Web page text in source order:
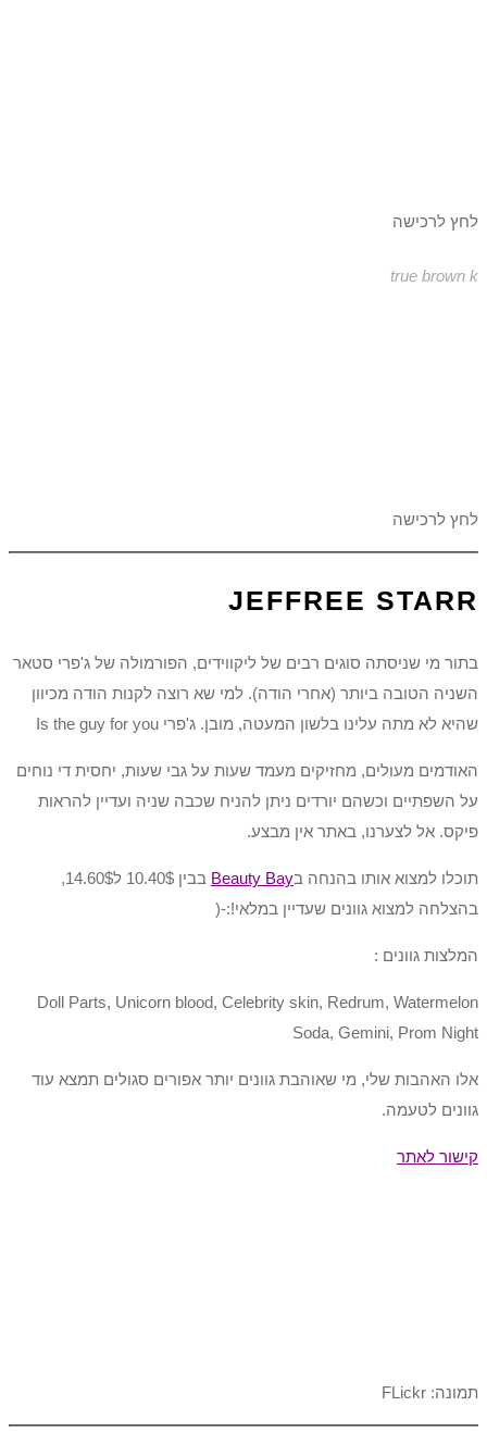
לחץ לרכישה
true brown k
לחץ לרכישה
JEFFREE STARR
בתור מי שניסתה סוגים רבים של ליקווידים, הפורמולה של ג'פרי סטאר
השניה הטובה ביותר (אחרי הודה). למי שא רוצה לקנות הודה מכיוון
שהיא לא מתה עלינו בלשון המעטה, מובן. ג'פרי Is the guy for you
האודמים מעולים, מחזיקים מעמד שעות על גבי שעות, יחסית די נוחים
על השפתיים וכשהם יורדים ניתן להניח שכבה שניה ועדיין להראות
פיקס. אל לצערנו, באתר אין מבצע.
תוכלו למצוא אותו בהנחה בBeauty Bay
בבין 10.40$ ל14.60$,
בהצלחה למצוא גוונים שעדיין במלאי!:-(
המלצות גוונים :
Doll Parts, Unicorn blood, Celebrity skin, Redrum, Watermelon
Soda, Gemini, Prom Night
אלו האהבות שלי, מי שאוהבת גוונים יותר אפורים סגולים תמצא עוד
גוונים לטעמה.
קישור לאתר
תמונה: FLickr